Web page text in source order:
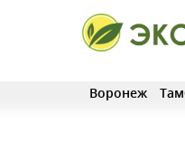
Воронеж